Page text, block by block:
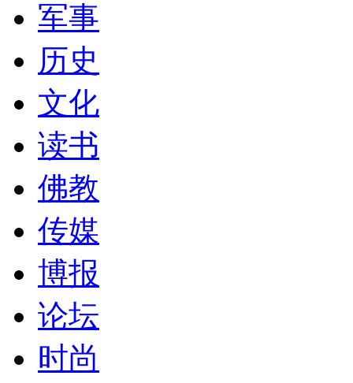
军事
历史
文化
读书
佛教
传媒
博报
论坛
时尚